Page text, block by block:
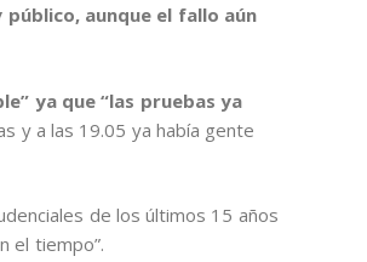
aunque el fallo aún
ya que “las pruebas ya
y a las 19.05 ya había gente
de los últimos 15 años
el tiempo”.